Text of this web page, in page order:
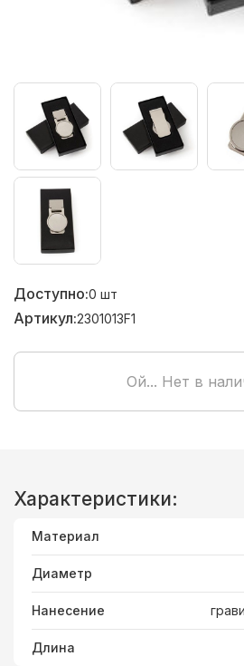
Доступно:0 шт
Артикул:2301013F1
Ой... Нет в
Характеристики:
Материал
Диаметр
Нанесение
Длина